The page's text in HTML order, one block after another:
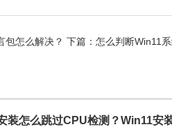
包怎么解决？ 下篇： 怎么判断Win11
装怎么跳过CPU检测？Win11安